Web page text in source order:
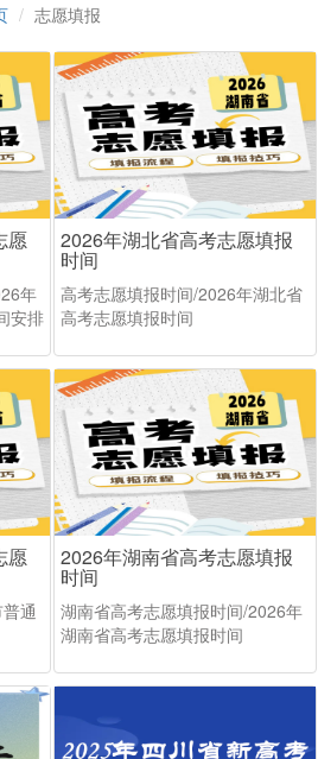
志愿填报
愿
年
安排
2026年湖北省高考志愿填报
时间
高考志愿填报时间/2026年湖北省
高考志愿填报时间
愿
通
2026年湖南省高考志愿填报
时间
湖南省高考志愿填报时间/2026年
湖南省高考志愿填报时间